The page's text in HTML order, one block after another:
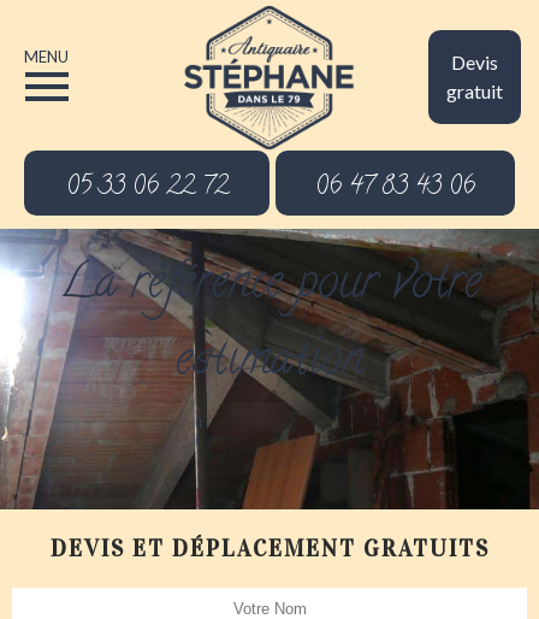
Devis
gratuit
MENU
05 33 06 22 72 06 47 83 43 06
La référence pour votre
estimation
DEVIS ET DÉPLACEMENT GRATUITS